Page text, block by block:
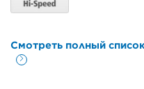
Смотреть полный